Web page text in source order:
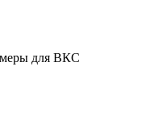
для ВКС